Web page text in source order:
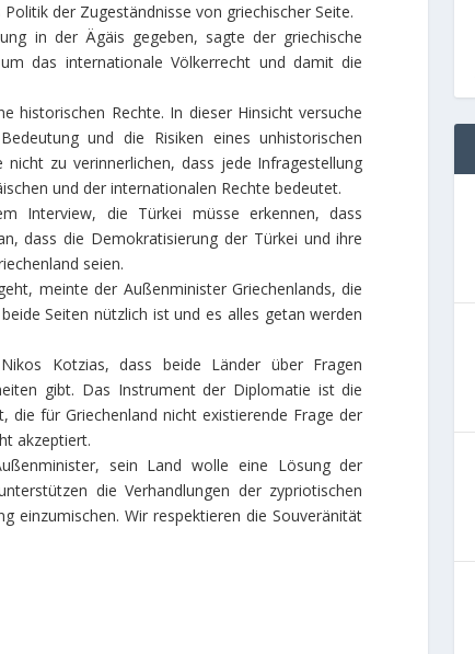
der Zugeständnisse von griechischer Seite.
in der Ägäis gegeben, sagte der griechische
das internationale Völkerrecht und damit die
historischen Rechte. In dieser Hinsicht versuche
und die Risiken eines unhistorischen
zu verinnerlichen, dass jede Infragestellung
und der internationalen Rechte bedeutet.
Interview, die Türkei müsse erkennen, dass
dass die Demokratisierung der Türkei und ihre
seien.
meinte der Außenminister Griechenlands, die
Seiten nützlich ist und es alles getan werden
Kotzias, dass beide Länder über Fragen
gibt. Das Instrument der Diplomatie ist die
die für Griechenland nicht existierende Frage der
akzeptiert.
sein Land wolle eine Lösung der
die Verhandlungen der zypriotischen
einzumischen. Wir respektieren die Souveränität